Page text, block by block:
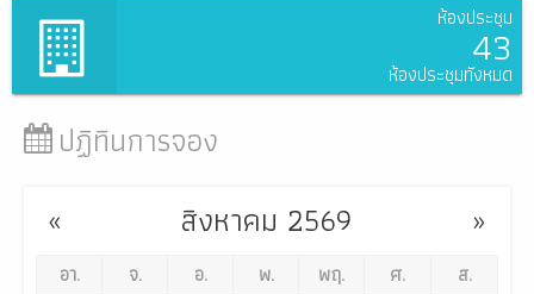
ห้องประชุม
43
ห้องประชุมทั้งหมด
ปฏิทินการจอง
สิงหาคม 2569
อา. จ. อ. พ. พฤ. ศ.
ส.